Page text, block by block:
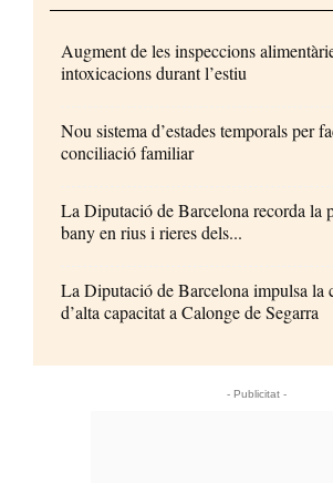
Augment de les inspeccions
intoxicacions durant l’estiu
Nou sistema d’estades temporals per
conciliació familiar
La Diputació de Barcelona recorda la
bany en rius i rieres dels...
La Diputació de Barcelona impulsa la
d’alta capacitat a Calonge de Segarra
- Publicitat -